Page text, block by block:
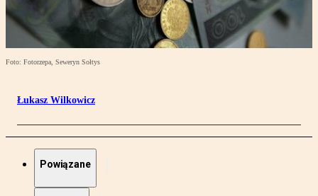
Foto: Fotorzepa, Seweryn Sołtys
Łukasz Wilkowicz
Powiązane